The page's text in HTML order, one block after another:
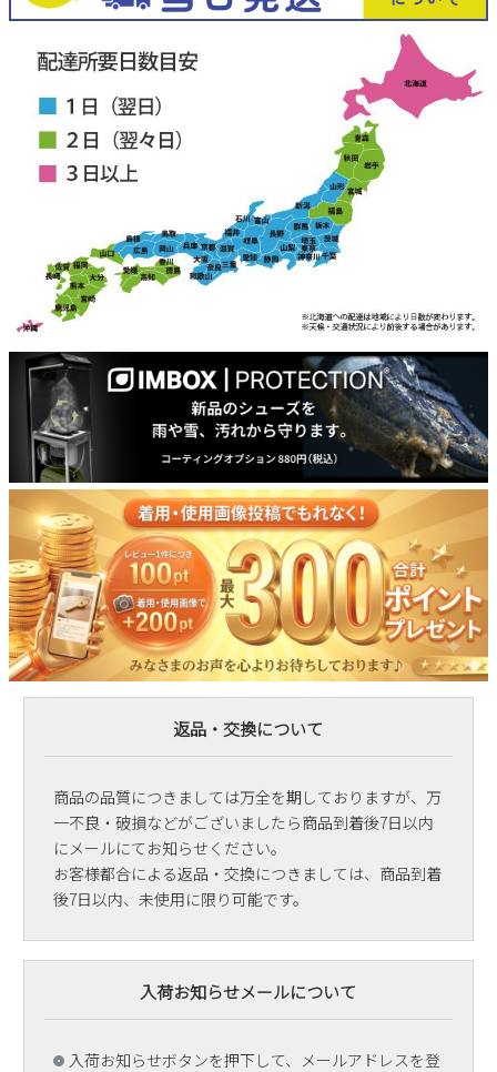
返品・交換について
商品の品質につきましては万全を期しておりますが、万
一不良・破損などがございましたら商品到着後7日以内
にメールにてお知らせください。
お客様都合による返品・交換につきましては、商品到着
後7日以内、未使用に限り可能です。
入荷お知らせメールについて
入荷お知らせボタンを押下して、メールアドレスを登